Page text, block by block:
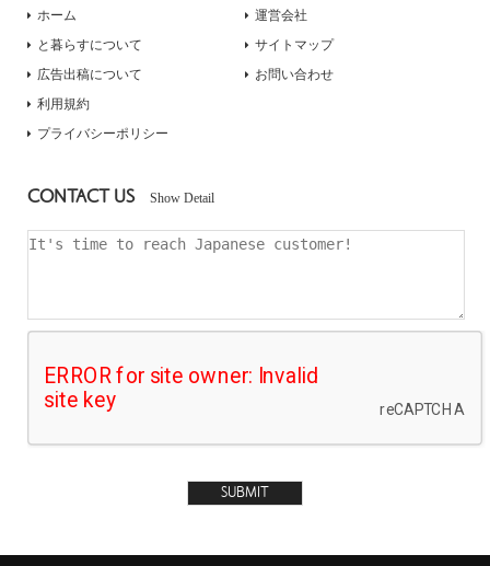
ホーム
と暮らすについて
広告出稿について
運営会社
サイトマップ
お問い合わせ
利用規約
プライバシーポリシー
CONTACT US Show Detail